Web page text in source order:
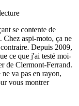
se contente de
Chez aspi-moto, ça ne
Depuis 2009,
ce que j'ai testé moi-
de Clermont-Ferrand.
ne va pas en rayon,
vous montrer